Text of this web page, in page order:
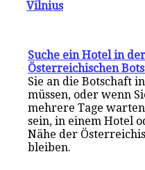
Vilnius
Suche ein Hotel in
Österreichischen
Sie an die Botschaft
müssen, oder wenn
mehrere Tage
sein, in einem Hotel
Nähe der
bleiben.